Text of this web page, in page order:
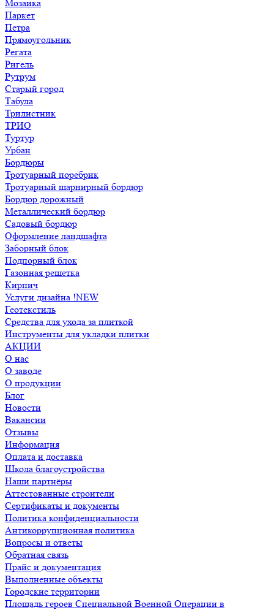
Мозаика
Паркет
Петра
Прямоугольник
Регата
Ригель
Рутрум
Старый город
Табула
Трилистник
ТРИО
Туртур
Урбан
Бордюры
Тротуарный поребрик
Тротуарный шарнирный бордюр
Бордюр дорожный
Металлический бордюр
Садовый бордюр
Оформление ландшафта
Заборный блок
Подпорный блок
Газонная решетка
Кирпич
Услуги дизайна !NEW
Геотекстиль
Средства для ухода за плиткой
Инструменты для укладки плитки
АКЦИИ
О нас
О заводе
О продукции
Блог
Новости
Вакансии
Отзывы
Информация
Оплата и доставка
Школа благоустройства
Наши партнёры
Аттестованные строители
Сертификаты и документы
Политика конфиденциальности
Антикоррупционная политика
Вопросы и ответы
Обратная связь
Прайс и документация
Выполненные объекты
Городские территории
Площадь героев Специальной Военной Операции в